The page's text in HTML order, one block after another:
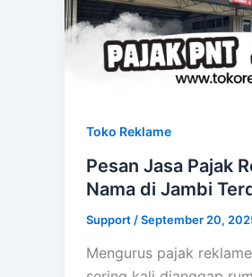
Toko Reklame
Pesan Jasa Pajak
Nama di Jambi
Support /September 20,
Mengurus pajak